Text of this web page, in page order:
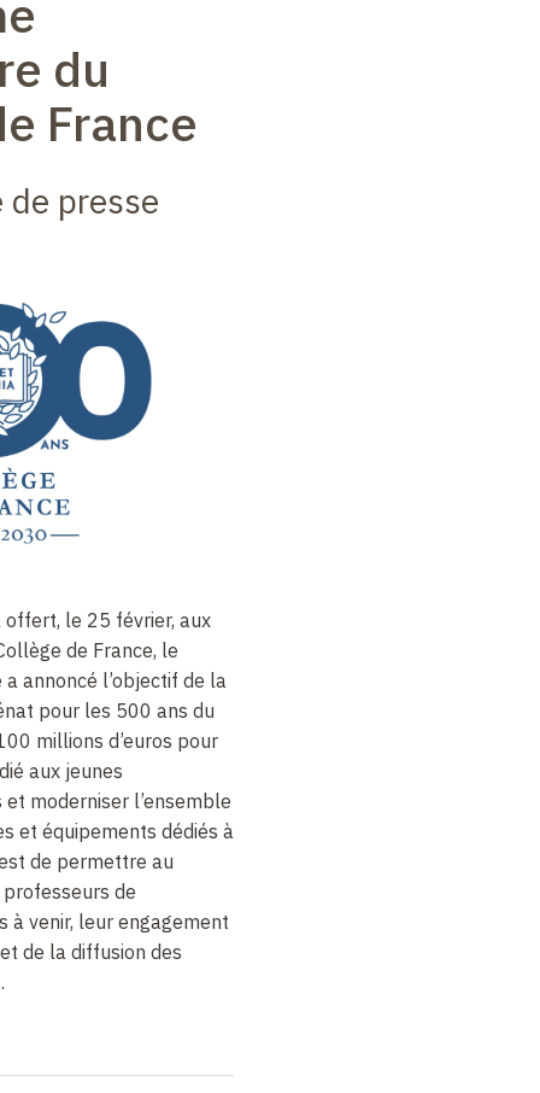
du
France
presse
offert, le 25 février, aux
de France, le
annoncé l’objectif de la
pour les 500 ans du
millions d’euros pour
aux jeunes
moderniser l’ensemble
et équipements dédiés à
de permettre au
de
à venir, leur engagement
de la diffusion des